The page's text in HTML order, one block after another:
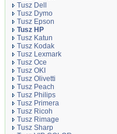
Tusz Dell
Tusz Dymo
Tusz Epson
Tusz HP
Tusz Katun
Tusz Kodak
Tusz Lexmark
Tusz Oce
Tusz OKI
Tusz Olivetti
Tusz Peach
Tusz Philips
Tusz Primera
Tusz Ricoh
Tusz Rimage
Tusz Sharp